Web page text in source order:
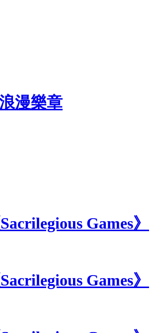
漫樂章
Games》
Games》